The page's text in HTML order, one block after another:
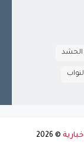
الحشد
©
2026